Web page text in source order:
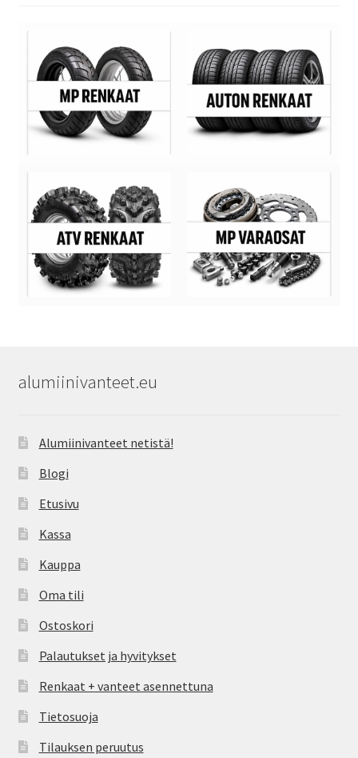
alumiinivanteet.eu
Alumiinivanteet netistä!
Blogi
Etusivu
Kassa
Kauppa
Oma tili
Ostoskori
Palautukset ja hyvitykset
Renkaat + vanteet asennettuna
Tietosuoja
Tilauksen peruutus